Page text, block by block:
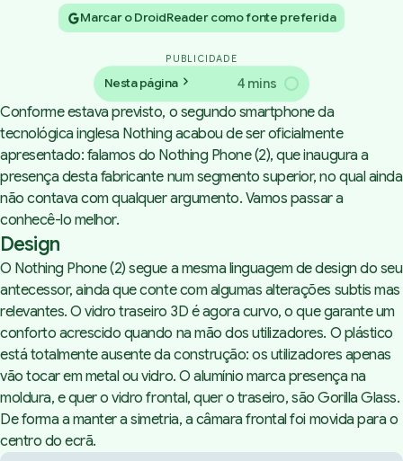
Marcar o DroidReader como fonte preferida
PUBLICIDADE
Nesta página 4 mins
Conforme estava previsto, o segundo smartphone da
tecnológica inglesa Nothing acabou de ser oficialmente
apresentado: falamos do Nothing Phone (2), que inaugura a
presença desta fabricante num segmento superior, no qual ainda
não contava com qualquer argumento. Vamos passar a
conhecê-lo melhor.
Design
O Nothing Phone (2) segue a mesma linguagem de design do seu
antecessor, ainda que conte com algumas alterações subtis mas
relevantes. O vidro traseiro 3D é agora curvo, o que garante um
conforto acrescido quando na mão dos utilizadores. O plástico
está totalmente ausente da construção: os utilizadores apenas
vão tocar em metal ou vidro. O alumínio marca presença na
moldura, e quer o vidro frontal, quer o traseiro, são Gorilla Glass.
De forma a manter a simetria, a câmara frontal foi movida para o
centro do ecrã.